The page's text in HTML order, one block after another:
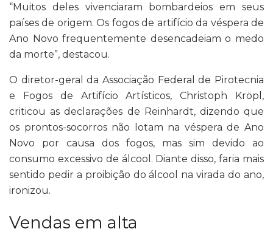
“Muitos deles vivenciaram bombardeios em seus
países de origem. Os fogos de artifício da véspera de
Ano Novo frequentemente desencadeiam o medo
da morte”, destacou.
O diretor-geral da Associação Federal de Pirotecnia
e Fogos de Artifício Artísticos, Christoph Kröpl,
criticou as declarações de Reinhardt, dizendo que
os prontos-socorros não lotam na véspera de Ano
Novo por causa dos fogos, mas sim devido ao
consumo excessivo de álcool. Diante disso, faria mais
sentido pedir a proibição do álcool na virada do ano,
ironizou.
Vendas em alta